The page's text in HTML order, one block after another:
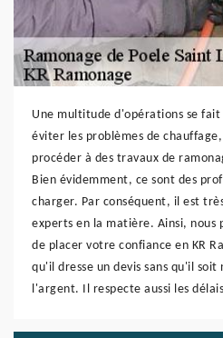
Une multitude d'opérations se
éviter les problèmes de
procéder à des travaux de
Bien évidemment, ce sont des
charger. Par conséquent, il est
experts en la matière. Ainsi, nous
de placer votre confiance en KR
qu'il dresse un devis sans qu'il soit
l'argent. Il respecte aussi les